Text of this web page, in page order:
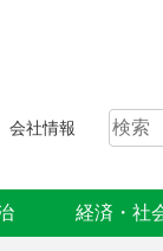
会社情報
経済・社